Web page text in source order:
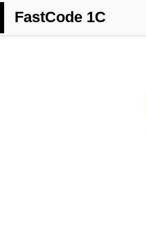
FastCode 1C